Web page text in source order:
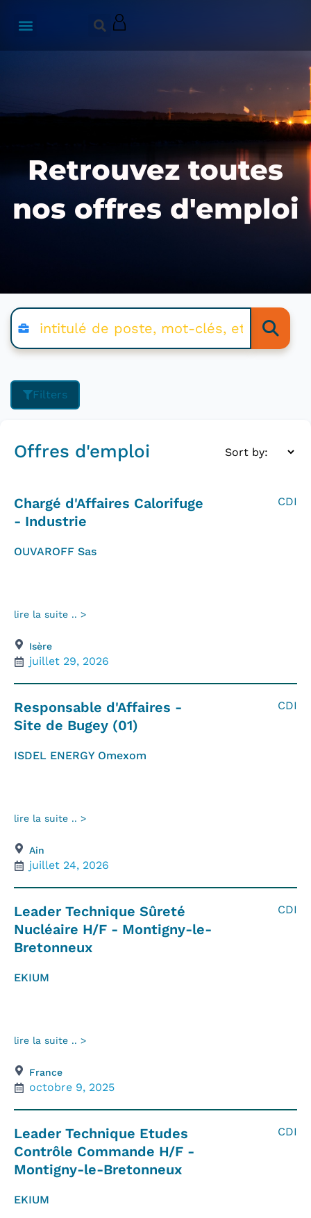
Retrouvez toutes
nos offres d'emploi
Filters
Offres d'emploi
Chargé d'Affaires Calorifuge
- Industrie
OUVAROFF Sas
lire la suite .. >
CDI
Isère
juillet 29, 2026
Responsable d'Affaires -
Site de Bugey (01)
ISDEL ENERGY Omexom
lire la suite .. >
CDI
Ain
juillet 24, 2026
Leader Technique Sûreté
Nucléaire H/F - Montigny-le-
Bretonneux
EKIUM
lire la suite .. >
CDI
France
octobre 9, 2025
Leader Technique Etudes
Contrôle Commande H/F -
Montigny-le-Bretonneux
EKIUM
CDI